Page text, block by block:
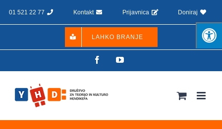
01 521 22 77 Kontakt Prijavnica Doniraj
LAHKO BRANJE
FacebookYouTube